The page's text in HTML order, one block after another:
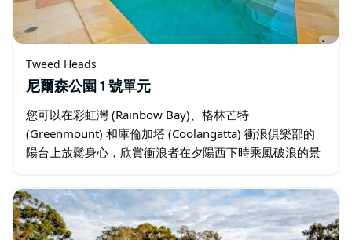
Tweed Heads
尼爾森公園 1 號單元
您可以在彩虹灣 (Rainbow Bay)、格林芒特
(Greenmount) 和庫倫加塔 (Coolangatta) 衝浪俱樂部的
陽台上放鬆身心，欣賞衝浪者在夕陽西下時乘風破浪的景
(Snapper…